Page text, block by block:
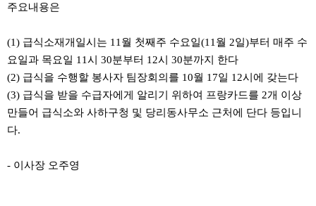
주요내용은
(1) 급식소재개일시는 11월 첫째주 수요일(11월 2일)부터 매주 수
요일과 목요일 11시 30분부터 12시 30분까지 한다
(2) 급식을 수행할 봉사자 팀장회의를 10월 17일 12시에 갖는다
(3) 급식을 받을 수급자에게 알리기 위하여 프랑카드를 2개 이상
만들어 급식소와 사하구청 및 당리동사무소 근처에 단다 등입니
다.
- 이사장 오주영